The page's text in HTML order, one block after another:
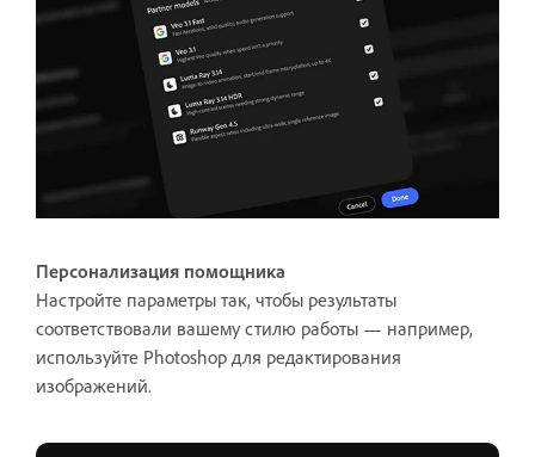
Персонализация помощника
Настройте параметры так, чтобы результаты
соответствовали вашему стилю работы — например,
используйте Photoshop для редактирования
изображений.